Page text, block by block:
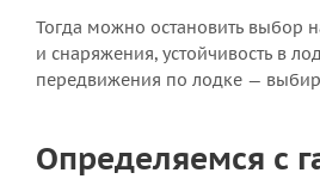
Тогда можно остановить выбор
и снаряжения, устойчивость в
передвижения по лодке —
Определяемся с